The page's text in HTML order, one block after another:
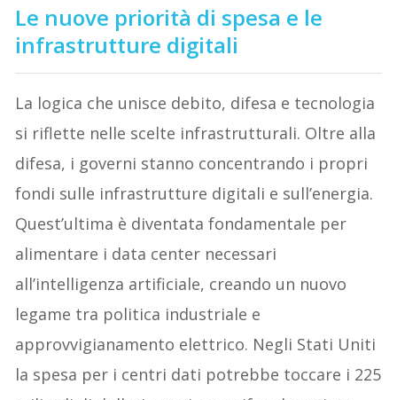
Le nuove priorità di spesa e le
infrastrutture digitali
La logica che unisce debito, difesa e tecnologia
si riflette nelle scelte infrastrutturali. Oltre alla
difesa, i governi stanno concentrando i propri
fondi sulle infrastrutture digitali e sull’energia.
Quest’ultima è diventata fondamentale per
alimentare i data center necessari
all’intelligenza artificiale, creando un nuovo
legame tra politica industriale e
approvvigianamento elettrico. Negli Stati Uniti
la spesa per i centri dati potrebbe toccare i 225